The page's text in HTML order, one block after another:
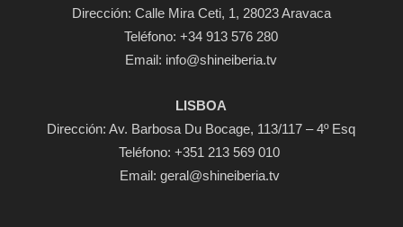
Dirección: Calle Mira Ceti, 1, 28023 Aravaca
Teléfono:+34 913 576 280
Email: info@shineiberia.tv
LISBOA
Dirección: Av. Barbosa Du Bocage, 113/117 – 4º Esq
Teléfono: +351 213 569 010
Email: geral@shineiberia.tv